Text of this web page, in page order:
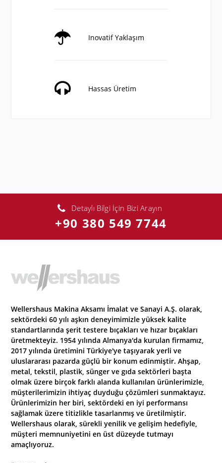
Inovatif Yaklaşım
Hassas Üretim
Detaylı Bilgi İçin Bizi Arayın
+90 380 549 7744
Wellershaus Makina Aksamı İmalat ve Sanayi A.Ş. olarak,
sektördeki 60 yılı aşkın deneyimimizle yüksek kalite
standartlarında şerit testere bıçakları ve hızar bıçakları
üretmekteyiz. 1954 yılında Almanya'da kurulan firmamız,
2017 yılında üretimini Türkiye'ye taşıyarak yerli ve
uluslararası pazarda güçlü bir konum edinmiştir. Ahşap,
metal, tekstil, plastik, sünger ve gıda sektörleri başta
olmak üzere birçok farklı alanda kullanılan ürünlerimizle,
müşterilerimizin ihtiyaç duyduğu çözümleri sunmaktayız.
Ürünlerimizin her biri, sektördeki en iyi performansı
sağlamak üzere titizlikle tasarlanmış ve üretilmiştir.
Wellershaus olarak, sürekli yenilik ve gelişim hedefiyle,
müşteri memnuniyetini en üst düzeyde tutmayı
amaçlıyoruz.